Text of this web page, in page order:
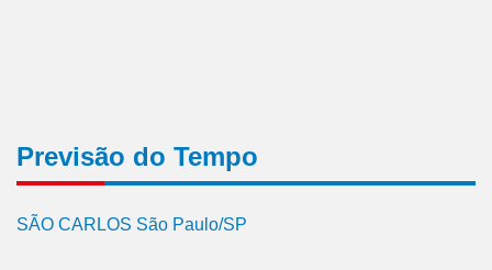
Previsão do Tempo
SÃO CARLOS São Paulo/SP